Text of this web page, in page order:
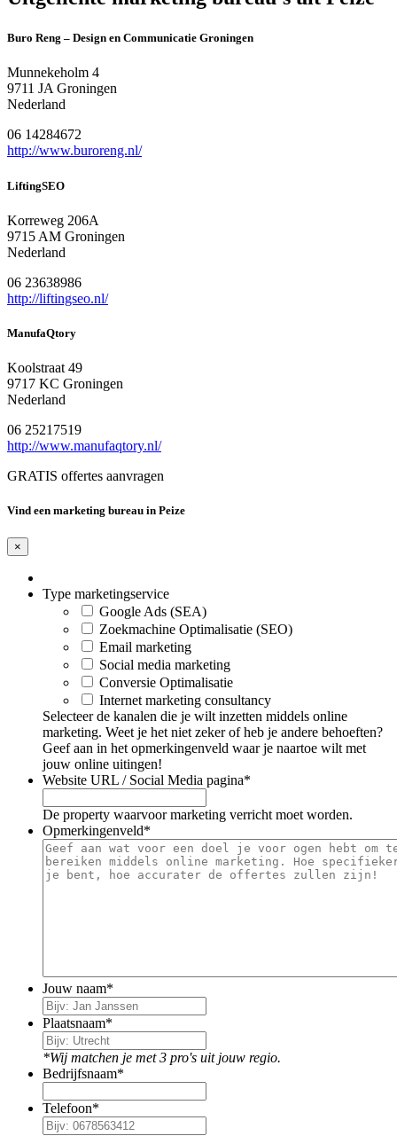
Buro Reng – Design en Communicatie Groningen
Munnekeholm 4
9711 JA Groningen
Nederland
06 14284672
http://www.buroreng.nl/
LiftingSEO
Korreweg 206A
9715 AM Groningen
Nederland
06 23638986
http://liftingseo.nl/
ManufaQtory
Koolstraat 49
9717 KC Groningen
Nederland
06 25217519
http://www.manufaqtory.nl/
GRATIS offertes aanvragen
Vind een marketing bureau in Peize
×
Type marketingservice
Google Ads (SEA)
Zoekmachine Optimalisatie (SEO)
Email marketing
Social media marketing
Conversie Optimalisatie
Internet marketing consultancy
Selecteer de kanalen die je wilt inzetten middels online
marketing. Weet je het niet zeker of heb je andere behoeften?
Geef aan in het opmerkingenveld waar je naartoe wilt met
jouw online uitingen!
Website URL / Social Media pagina*
De property waarvoor marketing verricht moet worden.
Opmerkingenveld*
Jouw naam*
Plaatsnaam*
*Wij matchen je met 3 pro's uit jouw regio.
Bedrijfsnaam*
Telefoon*